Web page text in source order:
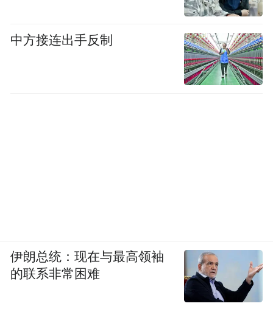
中方接连出手反制
伊朗总统：现在与最高领袖
的联系非常困难